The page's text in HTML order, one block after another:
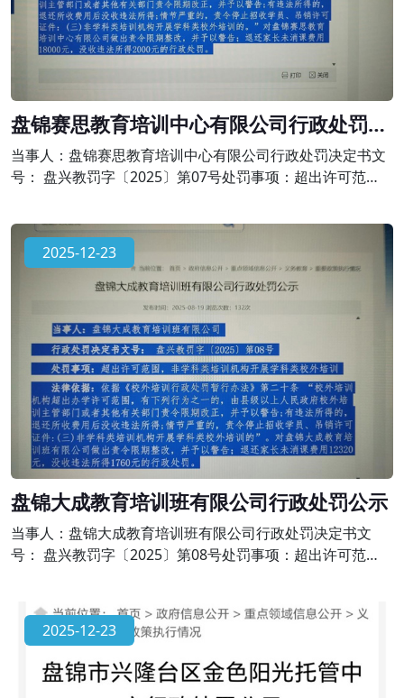
盘锦赛思教育培训中心有限公司行政处罚公
示
当事人：盘锦赛思教育培训中心有限公司行政处罚决定书文
号： 盘兴教罚字〔2025〕第07号处罚事项：超出许可范
《校外培训行政处罚暂行办法》第二十条 “校外培训机构超
出办学许可范围，有下列行为之一的，由县级以上人民政府
校外培训主管部门或者其他有关部门责令限期改正，并予以
警告;有违法所得的，退还所收费用后没收违法所得;情节严重
的，责令停止招收学员、吊销
2025-12-23
盘锦大成教育培训班有限公司行政处罚公示
当事人：盘锦大成教育培训班有限公司行政处罚决定书文
号： 盘兴教罚字〔2025〕第08号处罚事项：超出许可范
出办学许可范围，有下列行为之一的，由县级以上人民政府
校外培训主管部门或者其他有关部门责令限期改正，并予以
警告;有违法所得的，退还所收费用后没收违法所得;情节严重
的，责令停止招收学员、吊销许
2025-12-23